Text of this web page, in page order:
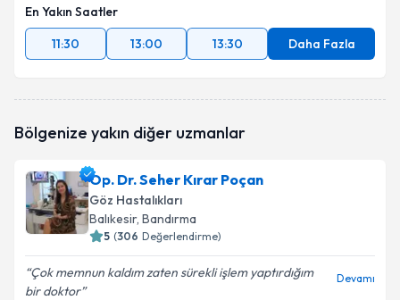
En Yakın Saatler
11:30
13:00 13:30 Daha Fazla
Bölgenize yakın diğer uzmanlar
Op. Dr. Seher Kırar Poçan
Göz Hastalıkları
Balıkesir, Bandırma
5 (306 Değerlendirme)
Çok memnun kaldım zaten sürekli işlem yaptırdığım
bir doktor
Devamı